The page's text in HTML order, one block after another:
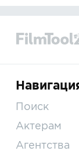
Поиск
Актерам
Агентства